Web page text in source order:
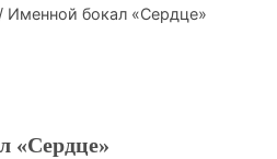
/ Именной бокал «Сердце»
«Сердце»